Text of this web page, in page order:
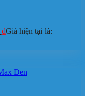
₫Giá hiện tại là: